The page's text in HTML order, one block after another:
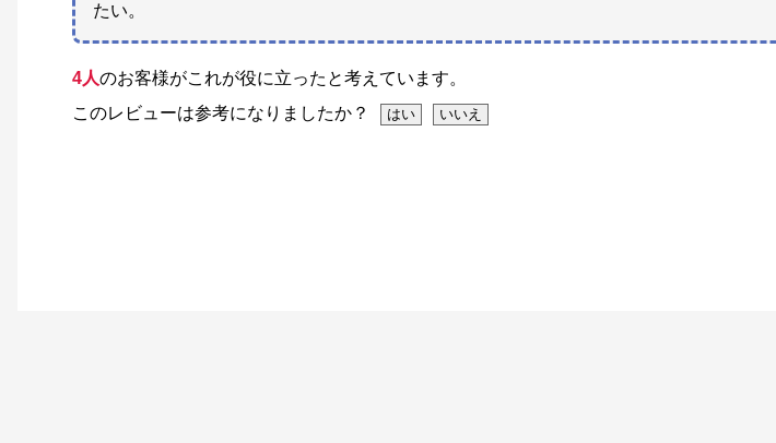
たい。
4人のお客様がこれが役に立ったと考えています。
このレビューは参考になりましたか？